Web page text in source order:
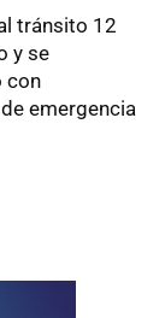
tránsito 12
y se
con
emergencia